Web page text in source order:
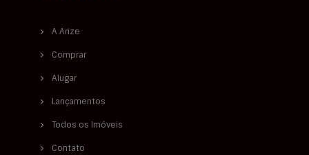
A Arize
Comprar
Alugar
Lançamentos
Todos os Imóveis
Contato